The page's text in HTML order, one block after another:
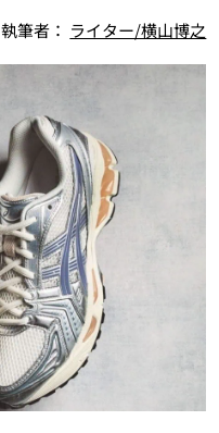
執筆者： ライター/横山博之